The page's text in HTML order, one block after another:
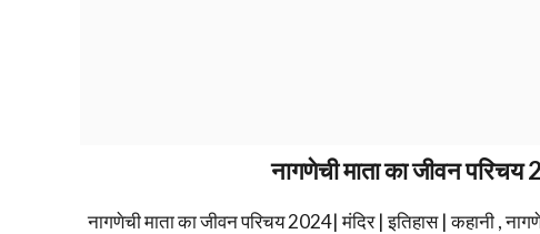
नागणेची माता का जीवन परिचय
नागणेची माता का जीवन परिचय 2024| मंदिर | इतिहास | कहानी ,